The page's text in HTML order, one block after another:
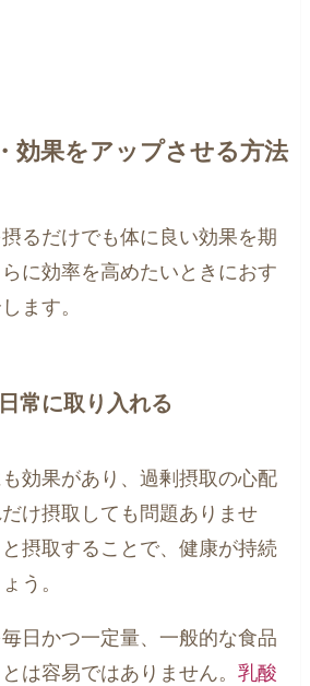
効果をアップさせる方法
るだけでも体に良い効果を期
に効率を高めたいときにおす
ます。
常に取り入れる
効果があり、過剰摂取の心配
け摂取しても問題ありませ
摂取することで、健康が持続
う。
日かつ一定量、一般的な食品
は容易ではありません。乳酸